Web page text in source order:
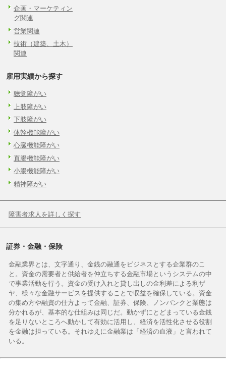
企画・マーケティン
グ関連
営業関連
技術（建築、土木）
関連
雇用実績から探す
聴覚障がい
上肢障がい
下肢障がい
体幹機能障がい
心臓機能障がい
直腸機能障がい
小腸機能障がい
精神障がい
障害者求人を詳しく探す
証券・金融・保険
金融業界とは、文字通り、金銭の融通をビジネスとする企業群のこ
と。資金の需要者と供給者を仲立ちする金融市場というシステムの中
で事業活動を行う。資金の受け入れと貸し出しの金利差による利ザ
ヤ、様々な金融サービスを提供することで収益を確保している。資金
の集め方や融資の仕方よって金融、証券、保険、ノンバンクと業態は
分かれるが、基本的な仕組みは同じだ。動かずにとどまっている金銭
を足りないところへ動かして有効に活用し、経済を活性化させる役割
を金融は担っている。それゆえに金融業は「経済の血液」と言われて
いる。